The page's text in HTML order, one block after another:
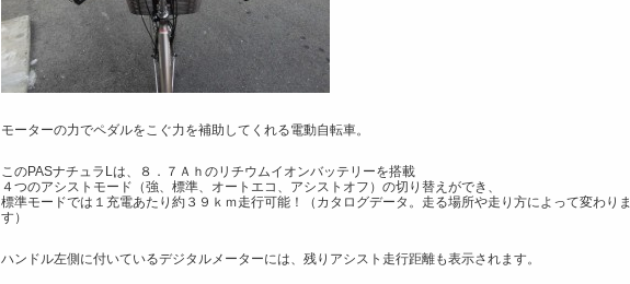
モーターの力でペダルをこぐ力を補助してくれる電動自転車。
このPASナチュラLは、８．７Ａｈのリチウムイオンバッテリーを搭載
４つのアシストモード（強、標準、オートエコ、アシストオフ）の切り替えができ、
標準モードでは１充電あたり約３９ｋｍ走行可能！（カタログデータ。走る場所や走り方によって変わりま
す）
ハンドル左側に付いているデジタルメーターには、残りアシスト走行距離も表示されます。